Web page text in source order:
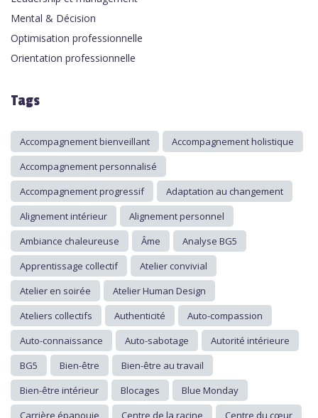
Mental & Décision
Optimisation professionnelle
Orientation professionnelle
Tags
Accompagnement bienveillant
Accompagnement holistique
Accompagnement personnalisé
Accompagnement progressif
Adaptation au changement
Alignement intérieur
Alignement personnel
Ambiance chaleureuse
Âme
Analyse BG5
Apprentissage collectif
Atelier convivial
Atelier en soirée
Atelier Human Design
Ateliers collectifs
Authenticité
Auto-compassion
Auto-connaissance
Auto-sabotage
Autorité intérieure
BG5
Bien-être
Bien-être au travail
Bien-être intérieur
Blocages
Blue Monday
Carrière épanouie
Centre de la racine Centre du cœur